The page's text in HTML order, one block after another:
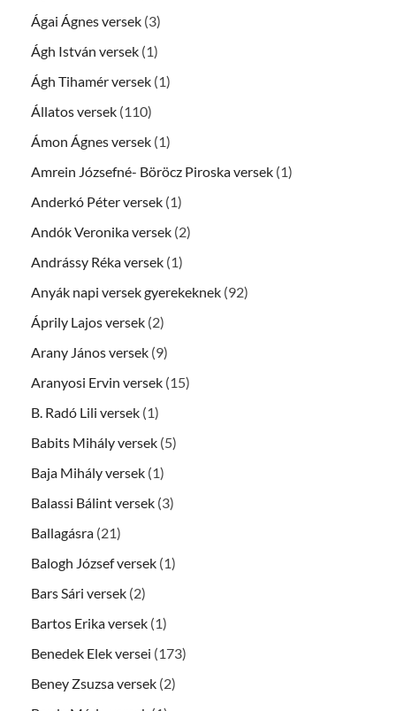
Ágai Ágnes versek (3)
Ágh István versek (1)
Ágh Tihamér versek (1)
Állatos versek (110)
Ámon Ágnes versek (1)
Amrein Józsefné- Böröcz Piroska versek (1)
Anderkó Péter versek (1)
Andók Veronika versek (2)
Andrássy Réka versek (1)
Anyák napi versek gyerekeknek (92)
Áprily Lajos versek (2)
Arany János versek (9)
Aranyosi Ervin versek (15)
B. Radó Lili versek (1)
Babits Mihály versek (5)
Baja Mihály versek (1)
Balassi Bálint versek (3)
Ballagásra (21)
Balogh József versek (1)
Bars Sári versek (2)
Bartos Erika versek (1)
Benedek Elek versei (173)
Beney Zsuzsa versek (2)